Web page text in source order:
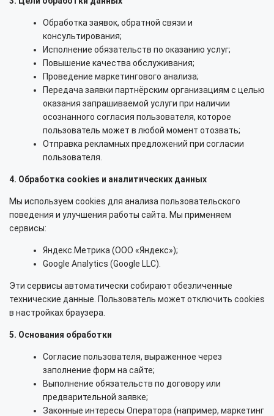
Обработка заявок, обратной связи и
консультирования;
Исполнение обязательств по оказанию услуг;
Повышение качества обслуживания;
Проведение маркетингового анализа;
Передача заявки партнёрским организациям с целью
оказания запрашиваемой услуги при наличии
осознанного согласия пользователя, которое
пользователь может в любой момент отозвать;
Отправка рекламных предложений при согласии
пользователя.
4. Обработка cookies и аналитических данных
Мы используем cookies для анализа пользовательского
поведения и улучшения работы сайта. Мы применяем
сервисы:
Яндекс.Метрика (ООО «Яндекс»);
Google Analytics (Google LLC).
Эти сервисы автоматически собирают обезличенные
технические данные. Пользователь может отключить cookies
в настройках браузера.
5. Основания обработки
Согласие пользователя, выраженное через
заполнение форм на сайте;
Выполнение обязательств по договору или
предварительной заявке;
Законные интересы Оператора (например, маркетинг